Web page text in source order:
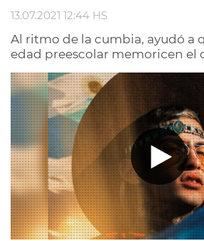
13.07.2021 12:44 HS
Al ritmo de la cumbia, ayudó a
edad preescolar memoricen el